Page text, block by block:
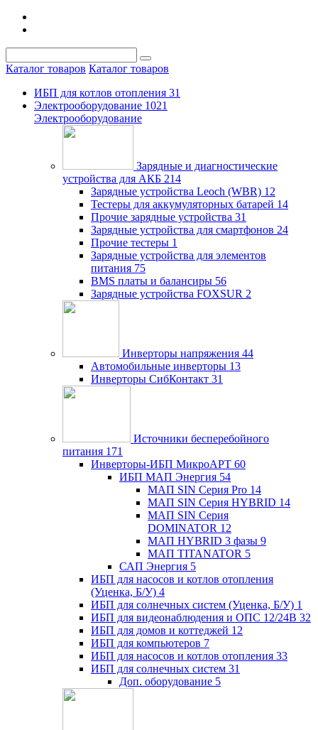
Каталог товаров Каталог товаров
ИБП для котлов отопления 31
Электрооборудование 1021
Электрооборудование
Зарядные и диагностические
устройства для АКБ 214
Зарядные устройства Leoch (WBR) 12
Тестеры для аккумуляторных батарей 14
Прочие зарядные устройства 31
Зарядные устройства для смартфонов 24
Прочие тестеры 1
Зарядные устройства для элементов
питания 75
BMS платы и балансиры 56
Зарядные устройства FOXSUR 2
Инверторы напряжения 44
Автомобильные инверторы 13
Инверторы СибКонтакт 31
Источники бесперебойного
питания 171
Инверторы-ИБП МикроАРТ 60
ИБП МАП Энергия 54
МАП SIN Серия Pro 14
МАП SIN Серия HYBRID 14
МАП SIN Серия
DOMINATOR 12
МАП HYBRID 3 фазы 9
МАП TITANATOR 5
САП Энергия 5
ИБП для насосов и котлов отопления
(Уценка, Б/У) 4
ИБП для солнечных систем (Уценка, Б/У) 1
ИБП для видеонаблюдения и ОПС 12/24В 32
ИБП для домов и коттеджей 12
ИБП для компьютеров 7
ИБП для насосов и котлов отопления 33
ИБП для солнечных систем 31
Доп. оборудование 5